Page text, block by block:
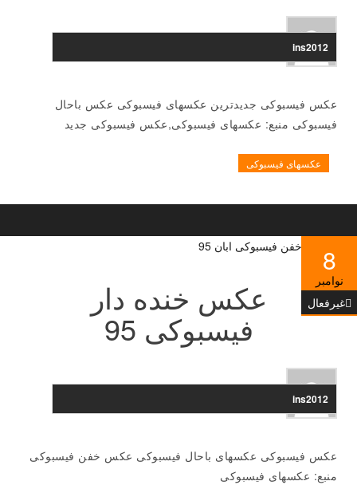
ins2012
عکس فیسبوکی جدیدترین عکسهای فیسبوکی عکس باحال
فیسبوکی منبع: عکسهای فیسبوکی,عکس فیسبوکی جدید
عکسهای فیسبوکی
8
نوامبر
غیرفعال
عکس خنده دار
فیسبوکی 95
ins2012
عکس فیسبوکی عکسهای باحال فیسبوکی عکس خفن فیسبوکی
منبع: عکسهای فیسبوکی